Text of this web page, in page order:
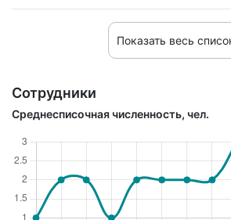
Показать весь
Сотрудники
Среднесписочная численность, чел.